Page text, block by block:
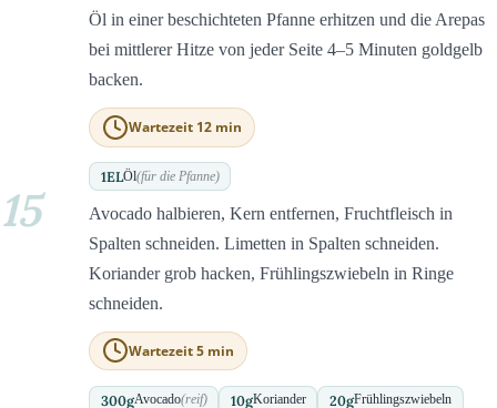
Öl in einer beschichteten Pfanne erhitzen und die Arepas
bei mittlerer Hitze von jeder Seite 4–5 Minuten goldgelb
backen.
Wartezeit 12 min
1ELÖl(für die Pfanne)
15
Avocado halbieren, Kern entfernen, Fruchtfleisch in
Spalten schneiden. Limetten in Spalten schneiden.
Koriander grob hacken, Frühlingszwiebeln in Ringe
schneiden.
Wartezeit 5 min
300gAvocado(reif) 10gKoriander 20gFrühlingszwiebeln